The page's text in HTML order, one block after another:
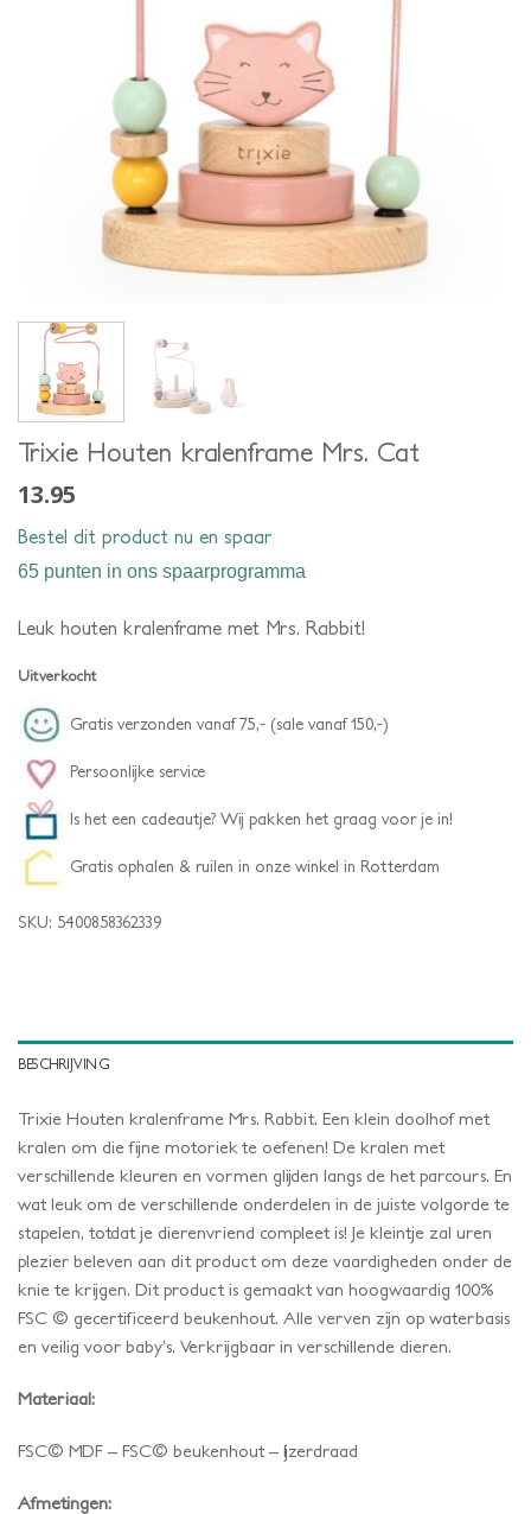
Trixie Houten kralenframe Mrs. Cat
13.95
Bestel dit product nu en spaar
65 punten in ons spaarprogramma
Leuk houten kralenframe met Mrs. Rabbit!
Uitverkocht
Gratis verzonden vanaf 75,- (sale vanaf 150,-)
Persoonlijke service
Is het een cadeautje? Wij pakken het graag voor je in!
Gratis ophalen & ruilen in onze winkel in Rotterdam
SKU: 5400858362339
BESCHRIJVING
Trixie Houten kralenframe Mrs. Rabbit. Een klein doolhof met
kralen om die fijne motoriek te oefenen! De kralen met
verschillende kleuren en vormen glijden langs de het parcours. En
wat leuk om de verschillende onderdelen in de juiste volgorde te
stapelen, totdat je dierenvriend compleet is! Je kleintje zal uren
plezier beleven aan dit product om deze vaardigheden onder de
knie te krijgen. Dit product is gemaakt van hoogwaardig 100%
FSC © gecertificeerd beukenhout. Alle verven zijn op waterbasis
en veilig voor baby’s. Verkrijgbaar in verschillende dieren.
Materiaal:
FSC© MDF – FSC© beukenhout – Ijzerdraad
Afmetingen: